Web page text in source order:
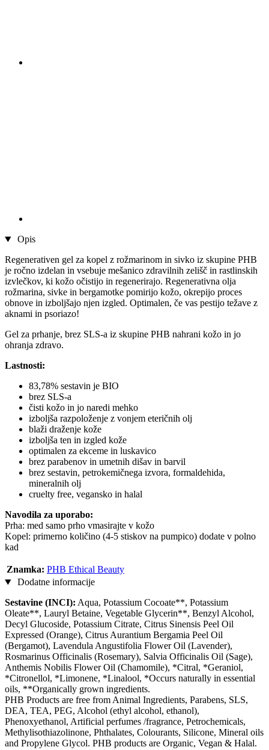
Opis
Regenerativen gel za kopel z rožmarinom in sivko iz skupine PHB
je ročno izdelan in vsebuje mešanico zdravilnih zelišč in rastlinskih
izvlečkov, ki kožo očistijo in regenerirajo. Regenerativna olja
rožmarina, sivke in bergamotke pomirijo kožo, okrepijo proces
obnove in izboljšajo njen izgled. Optimalen, če vas pestijo težave z
aknami in psoriazo!
Gel za prhanje, brez SLS-a iz skupine PHB nahrani kožo in jo
ohranja zdravo.
Lastnosti:
83,78% sestavin je BIO
brez SLS-a
čisti kožo in jo naredi mehko
izboljša razpoloženje z vonjem eteričnih olj
blaži draženje kože
izboljša ten in izgled kože
optimalen za ekceme in luskavico
brez parabenov in umetnih dišav in barvil
brez sestavin, petrokemičnega izvora, formaldehida,
mineralnih olj
cruelty free, vegansko in halal
Navodila za uporabo:
Prha: med samo prho vmasirajte v kožo
Kopel: primerno količino (4-5 stiskov na pumpico) dodate v polno
kad
Znamka: PHB Ethical Beauty
Dodatne informacije
Sestavine (INCI): Aqua, Potassium Cocoate**, Potassium
Oleate**, Lauryl Betaine, Vegetable Glycerin**, Benzyl Alcohol,
Decyl Glucoside, Potassium Citrate, Citrus Sinensis Peel Oil
Expressed (Orange), Citrus Aurantium Bergamia Peel Oil
(Bergamot), Lavendula Angustifolia Flower Oil (Lavender),
Rosmarinus Officinalis (Rosemary), Salvia Officinalis Oil (Sage),
Anthemis Nobilis Flower Oil (Chamomile), *Citral, *Geraniol,
*Citronellol, *Limonene, *Linalool, *Occurs naturally in essential
oils, **Organically grown ingredients.
PHB Products are free from Animal Ingredients, Parabens, SLS,
DEA, TEA, PEG, Alcohol (ethyl alcohol, ethanol),
Phenoxyethanol, Artificial perfumes /fragrance, Petrochemicals,
Methylisothiazolinone, Phthalates, Colourants, Silicone, Mineral oils
and Propylene Glycol. PHB products are Organic, Vegan & Halal.